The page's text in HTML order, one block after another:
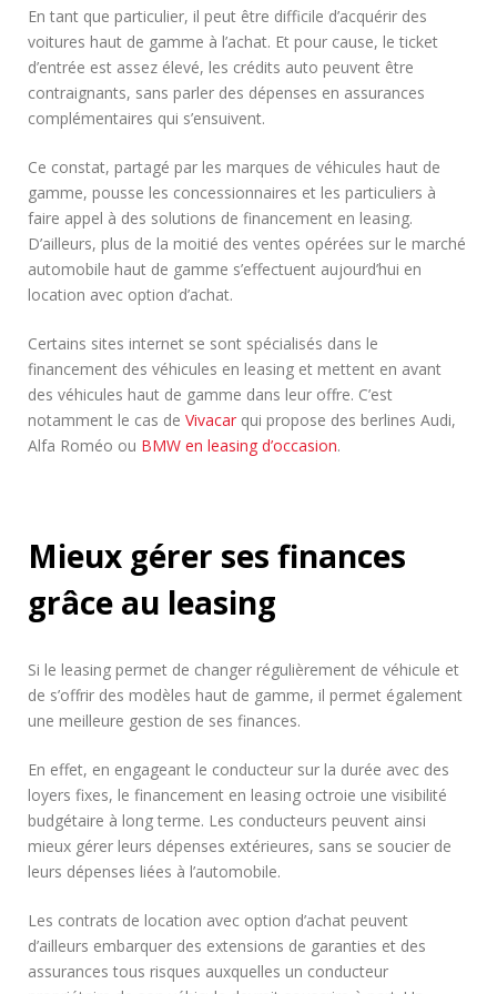
En tant que particulier, il peut être difficile d’acquérir des
voitures haut de gamme à l’achat. Et pour cause, le ticket
d’entrée est assez élevé, les crédits auto peuvent être
contraignants, sans parler des dépenses en assurances
complémentaires qui s’ensuivent.
Ce constat, partagé par les marques de véhicules haut de
gamme, pousse les concessionnaires et les particuliers à
faire appel à des solutions de financement en leasing.
D’ailleurs, plus de la moitié des ventes opérées sur le marché
automobile haut de gamme s’effectuent aujourd’hui en
location avec option d’achat.
Certains sites internet se sont spécialisés dans le
financement des véhicules en leasing et mettent en avant
des véhicules haut de gamme dans leur offre. C’est
notamment le cas de Vivacar qui propose des berlines Audi,
Alfa Roméo ou BMW en leasing d’occasion.
Mieux gérer ses finances
grâce au leasing
Si le leasing permet de changer régulièrement de véhicule et
de s’offrir des modèles haut de gamme, il permet également
une meilleure gestion de ses finances.
En effet, en engageant le conducteur sur la durée avec des
loyers fixes, le financement en leasing octroie une visibilité
budgétaire à long terme. Les conducteurs peuvent ainsi
mieux gérer leurs dépenses extérieures, sans se soucier de
leurs dépenses liées à l’automobile.
Les contrats de location avec option d’achat peuvent
d’ailleurs embarquer des extensions de garanties et des
assurances tous risques auxquelles un conducteur